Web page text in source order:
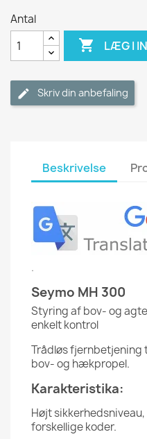
Antal
 LÆG I
Skriv din anbefaling
Beskrivelse
.
Seymo MH 300
Styring af bov- og
enkelt kontrol
Trådløs fjernbetjening
bov- og hækpropel.
Karakteristika:
Højt sikkerhedsniveau,
forskellige koder.